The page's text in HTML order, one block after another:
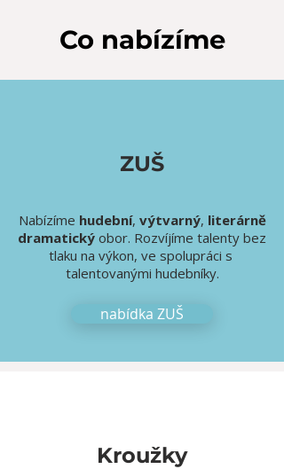
Co nabízíme
ZUŠ
Nabízíme hudební, výtvarný, literárně
dramatický obor. Rozvíjíme talenty bez
tlaku na výkon, ve spolupráci s
talentovanými hudebníky.
nabídka ZUŠ
Kroužky